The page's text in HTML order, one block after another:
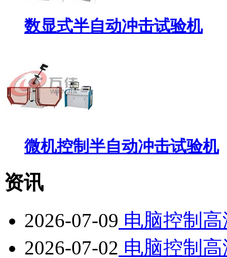
数显式半自动冲击试验机
微机控制半自动冲击试验机
资讯
2026-07-09 电脑控制
2026-07-02 电脑控制